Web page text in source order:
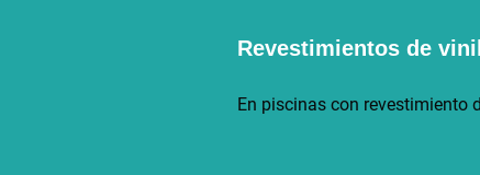
Revestimientos de
En piscinas con revestimiento